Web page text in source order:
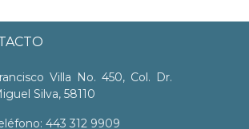
Villa No. 450, Col. Dr.
Silva, 58110
443 312 9909